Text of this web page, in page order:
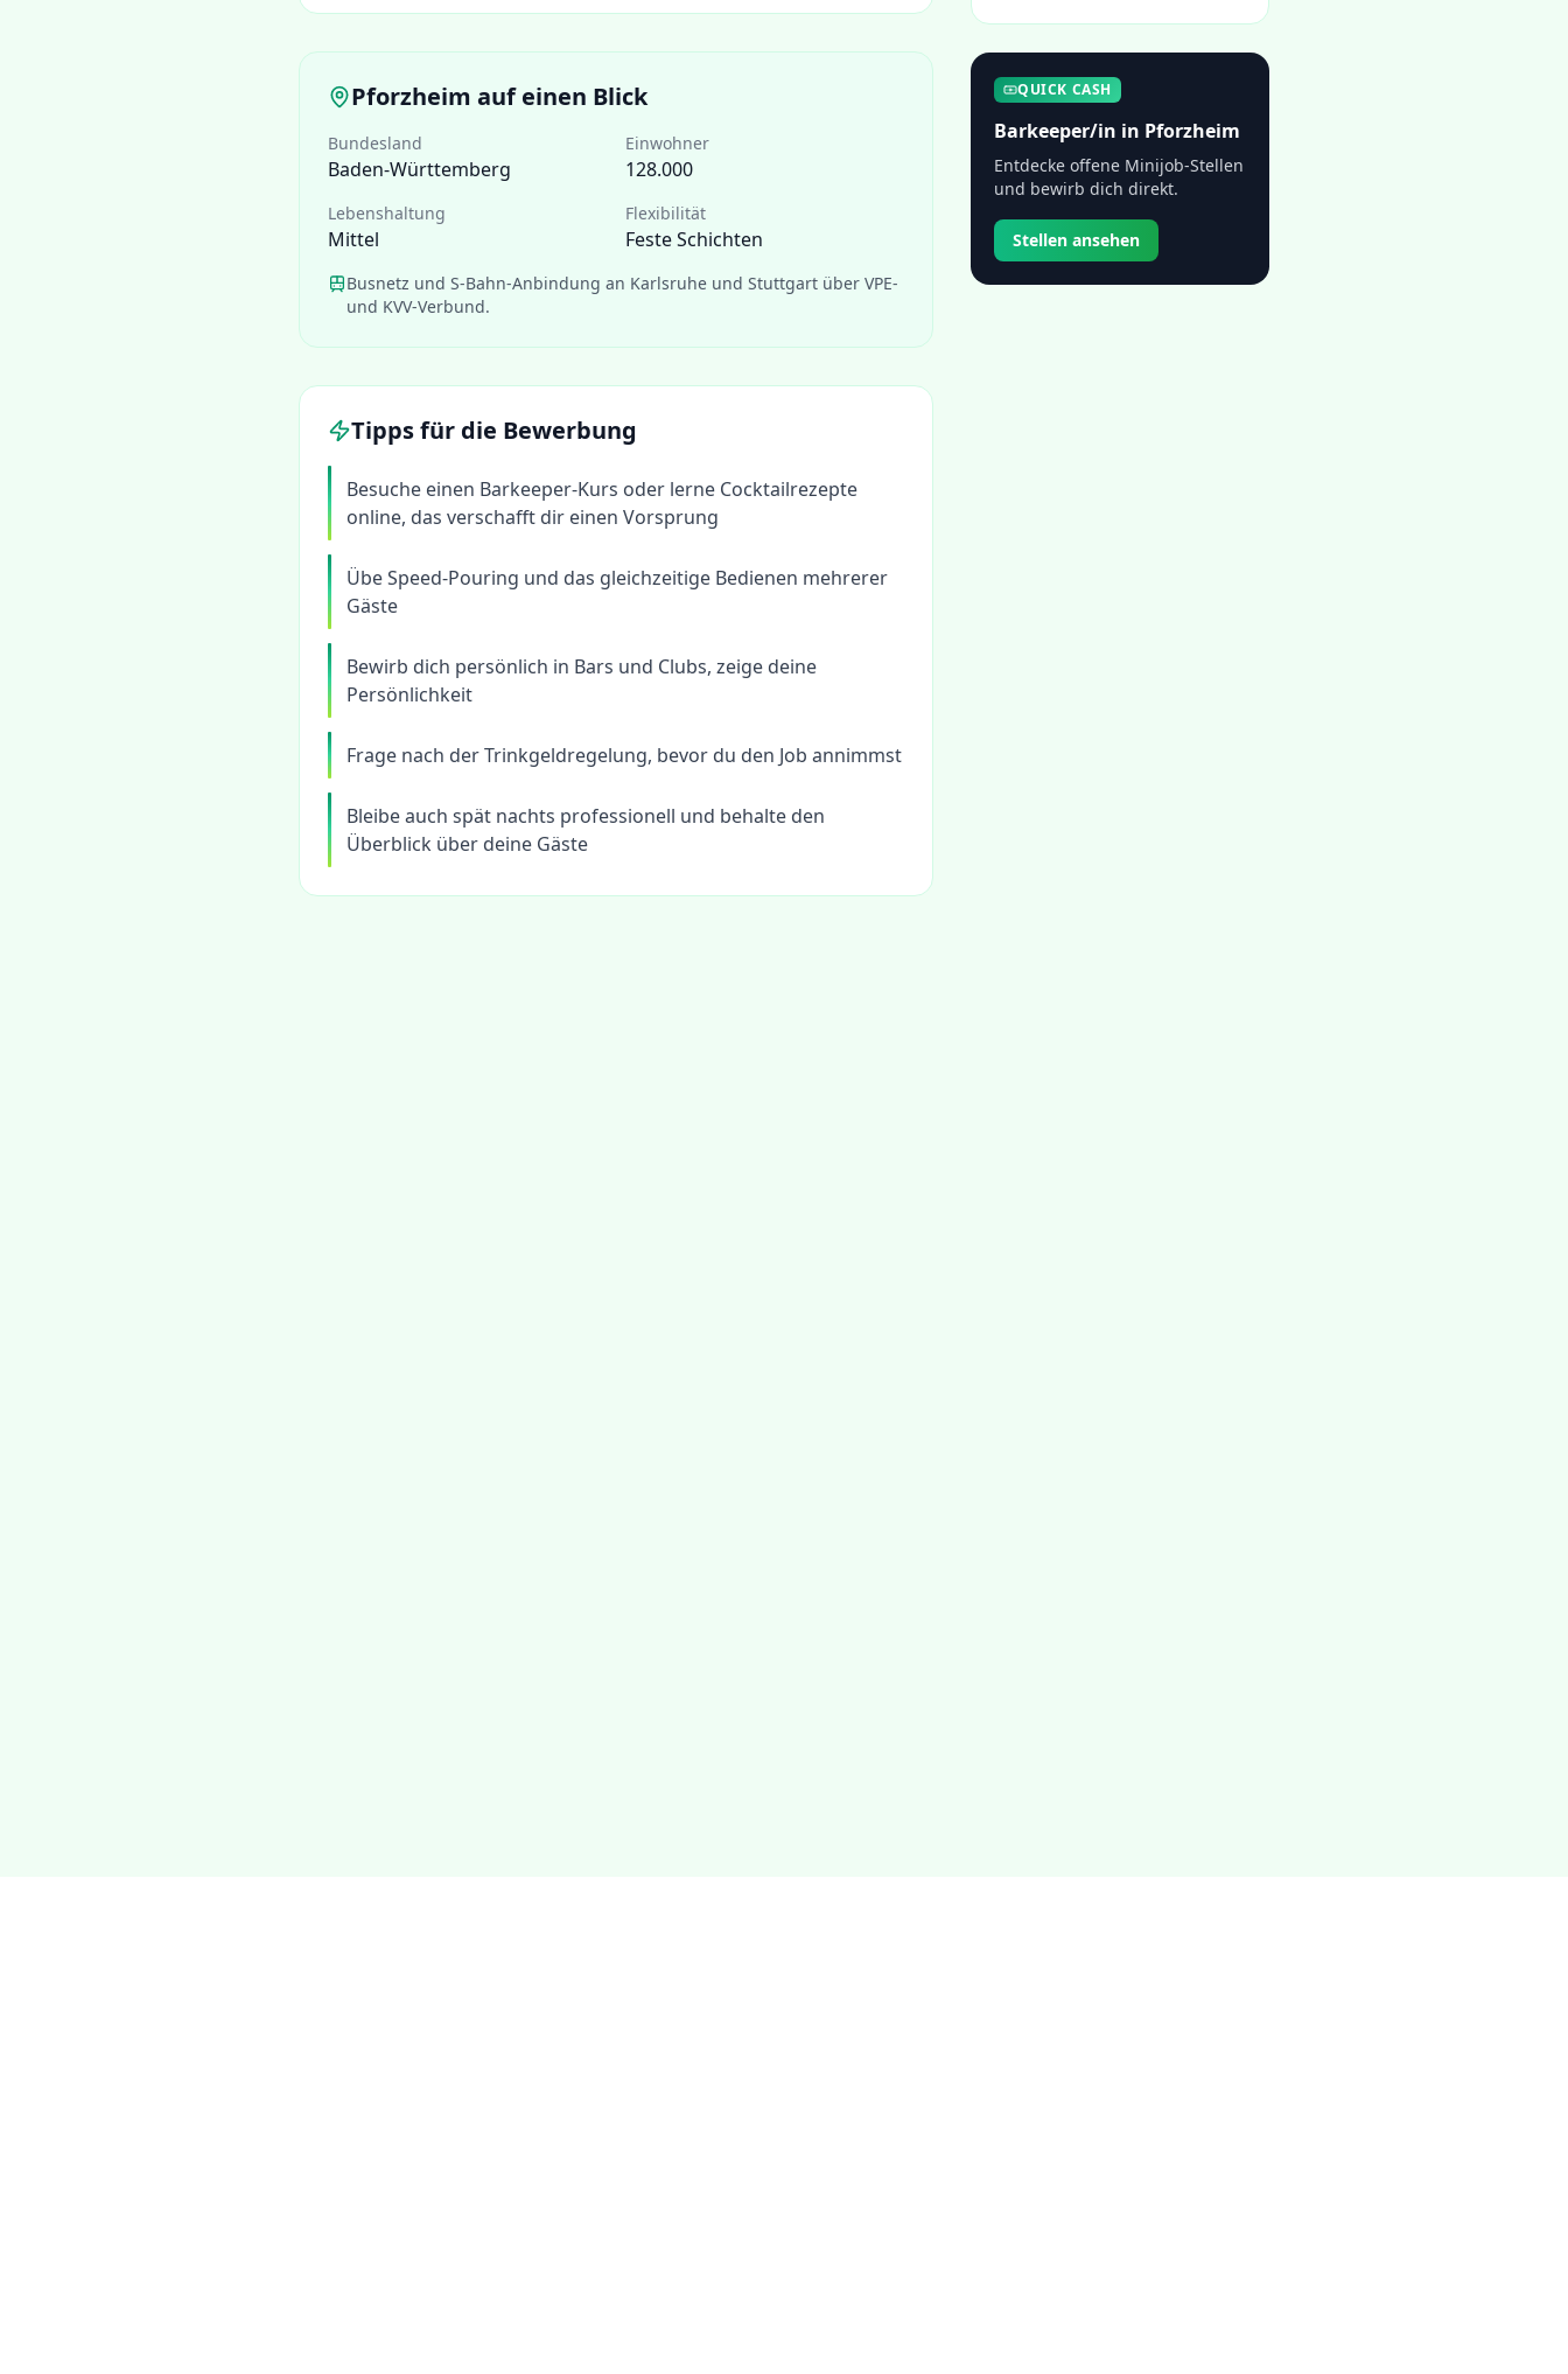
Pforzheim auf einen Blick
Bundesland
Baden-Württemberg
Einwohner
128.000
Lebenshaltung
Mittel
Flexibilität
Feste Schichten
Busnetz und S-Bahn-Anbindung an Karlsruhe und Stuttgart über VPE-
und KVV-Verbund.
Tipps für die Bewerbung
Besuche einen Barkeeper-Kurs oder lerne Cocktailrezepte
online, das verschafft dir einen Vorsprung
Übe Speed-Pouring und das gleichzeitige Bedienen mehrerer
Gäste
Bewirb dich persönlich in Bars und Clubs, zeige deine
Persönlichkeit
Frage nach der Trinkgeldregelung, bevor du den Job annimmst
Bleibe auch spät nachts professionell und behalte den
Überblick über deine Gäste
QUICK CASH
Barkeeper/in in Pforzheim
Entdecke offene Minijob-Stellen
und bewirb dich direkt.
Stellen ansehen